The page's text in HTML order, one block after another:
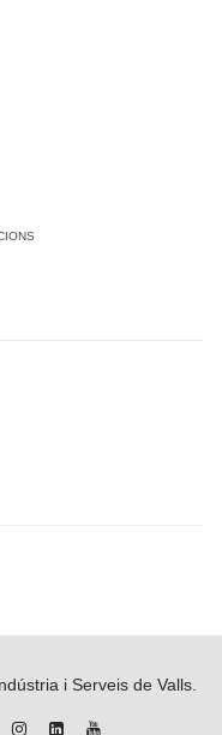
i Serveis de Valls.